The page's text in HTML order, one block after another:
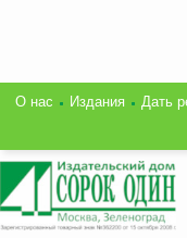
О нас Издания Дать